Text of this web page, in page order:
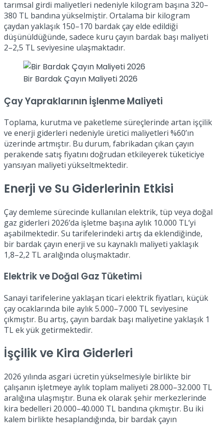
tarımsal girdi maliyetleri nedeniyle kilogram başına 320–
380 TL bandına yükselmiştir. Ortalama bir kilogram
çaydan yaklaşık 150–170 bardak çay elde edildiği
düşünüldüğünde, sadece kuru çayın bardak başı maliyeti
2–2,5 TL seviyesine ulaşmaktadır.
Bir Bardak Çayın Maliyeti 2026
Çay Yapraklarının İşlenme Maliyeti
Toplama, kurutma ve paketleme süreçlerinde artan işçilik
ve enerji giderleri nedeniyle üretici maliyetleri %60’ın
üzerinde artmıştır. Bu durum, fabrikadan çıkan çayın
perakende satış fiyatını doğrudan etkileyerek tüketiciye
yansıyan maliyeti yükseltmektedir.
Enerji ve Su Giderlerinin Etkisi
Çay demleme sürecinde kullanılan elektrik, tüp veya doğal
gaz giderleri 2026’da işletme başına aylık 10.000 TL’yi
aşabilmektedir. Su tarifelerindeki artış da eklendiğinde,
bir bardak çayın enerji ve su kaynaklı maliyeti yaklaşık
1,8–2,2 TL aralığında oluşmaktadır.
Elektrik ve Doğal Gaz Tüketimi
Sanayi tarifelerine yaklaşan ticari elektrik fiyatları, küçük
çay ocaklarında bile aylık 5.000–7.000 TL seviyesine
çıkmıştır. Bu artış, çayın bardak başı maliyetine yaklaşık 1
TL ek yük getirmektedir.
İşçilik ve Kira Giderleri
2026 yılında asgari ücretin yükselmesiyle birlikte bir
çalışanın işletmeye aylık toplam maliyeti 28.000–32.000 TL
aralığına ulaşmıştır. Buna ek olarak şehir merkezlerinde
kira bedelleri 20.000–40.000 TL bandına çıkmıştır. Bu iki
kalem birlikte hesaplandığında, bir bardak çayın